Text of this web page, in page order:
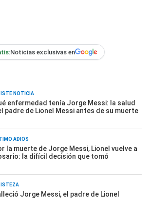
Noticias exclusivas en
NOTICIA
enfermedad tenía Jorge Messi: la salud
padre de Lionel Messi antes de su muerte
ADIÓS
la muerte de Jorge Messi, Lionel vuelve a
la difícil decisión que tomó
Jorge Messi, el padre de Lionel